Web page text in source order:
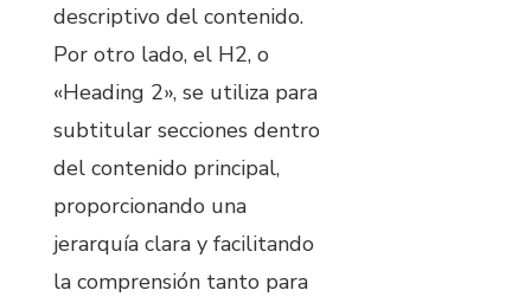
descriptivo del contenido.
Por otro lado, el H2, o
«Heading 2», se utiliza para
subtitular secciones dentro
del contenido principal,
proporcionando una
jerarquía clara y facilitando
la comprensión tanto para